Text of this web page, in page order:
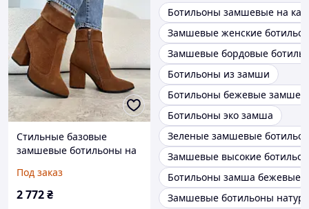
Стильные базовые
замшевые ботильоны на
размеры 36-40
Под заказ
2 772₴
Ботильоны замшевые на
Замшевые женские
Замшевые бордовые
Ботильоны из замши
Ботильоны бежевые
Ботильоны эко замша
Зеленые замшевые
Замшевые высокие
Ботильоны замша бежевые
Замшевые ботильоны